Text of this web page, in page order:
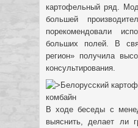
картофельный ряд.
большей
порекомендовали
больших полей. В
регион» получила
консультирования.
В ходе беседы с
выяснить, делает ли